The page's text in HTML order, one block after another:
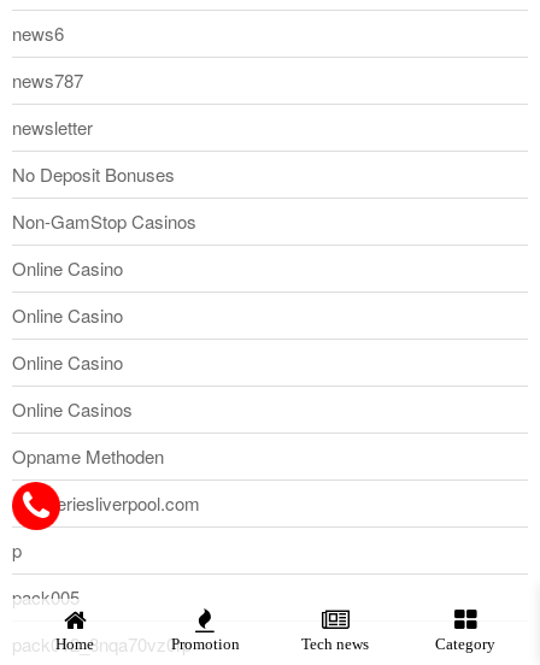
news6
news787
newsletter
No Deposit Bonuses
Non-GamStop Casinos
Online Casino
Online Casino
Online Casino
Online Casinos
Opname Methoden
orangeriesliverpool.com
p
pack005
pack012_8nqa70vz0rp
Home Promotion Tech news Category